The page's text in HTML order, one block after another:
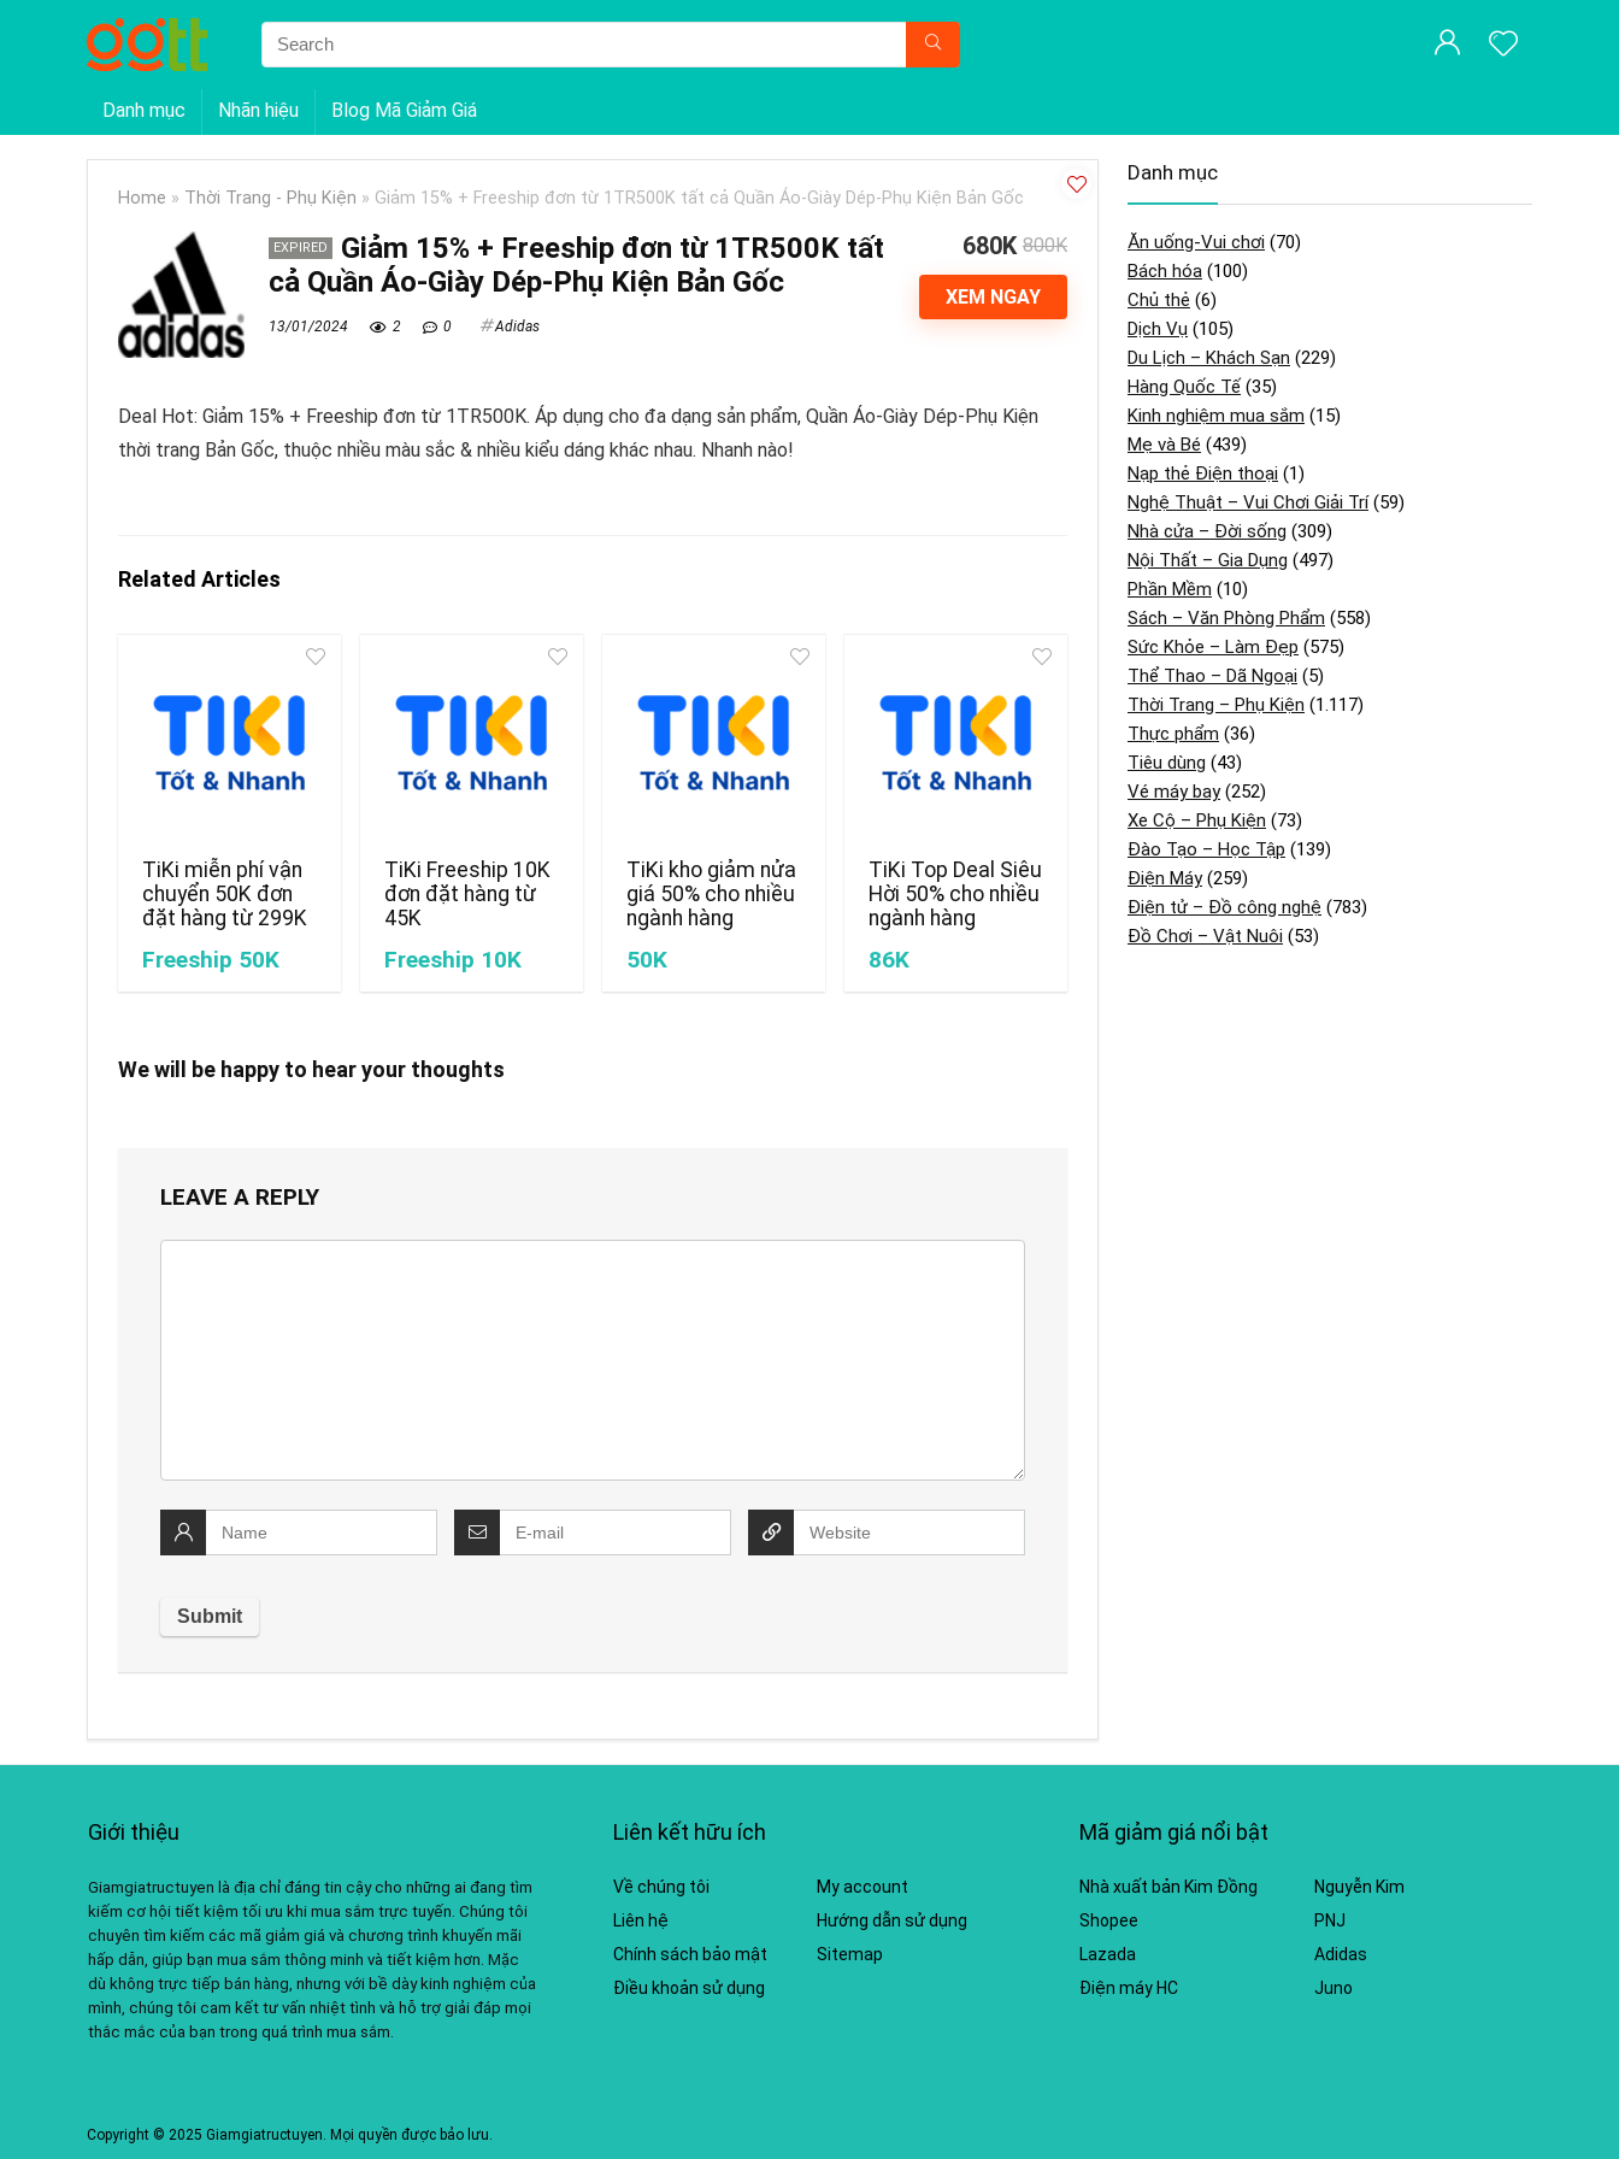
Danh mục Nhãn hiệu Blog Mã Giảm Giá
Home » Thời Trang - Phụ Kiện » Giảm 15% + Freeship đơn từ 1TR500K tất cả Quần Áo-Giày Dép-Phụ Kiện Bản Gốc
EXPIRED
Giảm 15% + Freeship đơn từ 1TR500K tất
cả Quần Áo-Giày Dép-Phụ Kiện Bản Gốc
13/01/2024 2 0 Adidas
680K 800K
XEM NGAY
Deal Hot: Giảm 15% + Freeship đơn từ 1TR500K. Áp dụng cho đa dạng sản phẩm, Quần Áo-Giày Dép-Phụ Kiện
thời trang Bản Gốc, thuộc nhiều màu sắc & nhiều kiểu dáng khác nhau. Nhanh nào!
Related Articles
TiKi miễn phí vận
chuyển 50K đơn
đặt hàng từ 299K
Freeship 50K
TiKi Freeship 10K
đơn đặt hàng từ
45K
Freeship 10K
TiKi kho giảm nửa
giá 50% cho nhiều
ngành hàng
50K
TiKi Top Deal Siêu
Hời 50% cho nhiều
ngành hàng
86K
We will be happy to hear your thoughts
LEAVE A REPLY
Danh mục
Ăn uống-Vui chơi (70)
Bách hóa (100)
Chủ thẻ (6)
Dịch Vụ (105)
Du Lịch – Khách Sạn (229)
Hàng Quốc Tế (35)
Kinh nghiệm mua sắm (15)
Mẹ và Bé (439)
Nạp thẻ Điện thoại (1)
Nghệ Thuật – Vui Chơi Giải Trí(59)
Nhà cửa – Đời sống (309)
Nội Thất – Gia Dụng (497)
Phần Mềm (10)
Sách – Văn Phòng Phẩm (558)
Sức Khỏe – Làm Đẹp (575)
Thể Thao – Dã Ngoại (5)
Thời Trang – Phụ Kiện (1.117)
Thực phẩm (36)
Tiêu dùng (43)
Vé máy bay(252)
Xe Cộ – Phụ Kiện (73)
Đào Tạo – Học Tập (139)
Điện Máy(259)
Điện tử – Đồ công nghệ (783)
Đồ Chơi – Vật Nuôi (53)
Giới thiệu
Giamgiatructuyen là địa chỉ đáng tin cậy cho những ai đang tìm
kiếm cơ hội tiết kiệm tối ưu khi mua sắm trực tuyến. Chúng tôi
chuyên tìm kiếm các mã giảm giá và chương trình khuyến mãi
hấp dẫn, giúp bạn mua sắm thông minh và tiết kiệm hơn. Mặc
dù không trực tiếp bán hàng, nhưng với bề dày kinh nghiệm của
mình, chúng tôi cam kết tư vấn nhiệt tình và hỗ trợ giải đáp mọi
thắc mắc của bạn trong quá trình mua sắm.
Liên kết hữu ích
Về chúng tôi
Liên hệ
Chính sách bảo mật
Điều khoản sử dụng
My account
Hướng dẫn sử dụng
Sitemap
Mã giảm giá nổi bật
Nhà xuất bản Kim Đồng
Shopee
Lazada
Điện máy HC
Nguyễn Kim
PNJ
Adidas
Juno
Copyright © 2025 Giamgiatructuyen. Mọi quyền được bảo lưu.